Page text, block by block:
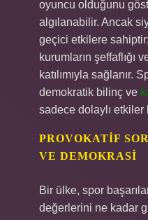
oyuncu olduğunu
algılanabilir. Ancak
geçici etkilere
kurumların şeffaflığı
katılımıyla sağlanır.
demokratik bilinç ve
sadece dolaylı etkiler
PROVOKATIF
VE DEMOKRASI
Bir ülke, spor
değerlerini ne kadar